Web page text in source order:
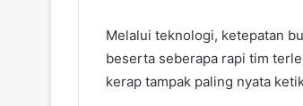
Melalui teknologi, ketepatan
beserta seberapa rapi tim
kerap tampak paling nyata